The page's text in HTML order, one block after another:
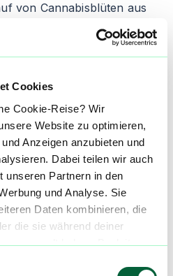
Cookies
Cookie-Reise? Wir
Website zu optimieren,
Anzeigen anzubieten und
Dabei teilen wir auch
unseren Partnern in den
und Analyse. Sie
Daten kombinieren, die
die sie während deiner
haben. Begleite
von Cannabisblüten aus
" zu lesen. Apotheken geben
als Granulat oder als
wird in der Apotheke
Die Konsumenten erhalten
Abmessung des
um ungleichmäßige und
vermeiden. Der Nachteil
ist seine schnellere
austrocknen und an
gibt es die Abgabe